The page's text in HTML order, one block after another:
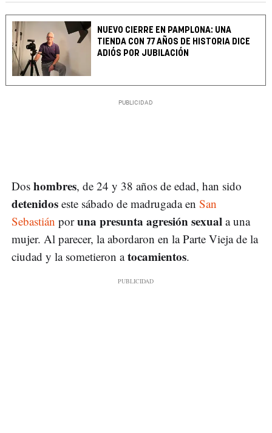
NUEVO CIERRE EN PAMPLONA: UNA
TIENDA CON 77 AÑOS DE HISTORIA DICE
ADIÓS POR JUBILACIÓN
Dos hombres, de 24 y 38 años de edad, han sido
detenidos este sábado de madrugada en San
Sebastián poruna presunta agresión sexual a una
mujer. Al parecer, la abordaron en la Parte Vieja de la
ciudad y la sometieron atocamientos.